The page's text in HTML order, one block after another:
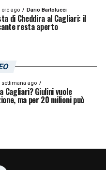
ore ago Dario Bartolucci
di Cheddira al Cagliari: il
resta aperto
settimana ago
Cagliari? Giulini vuole
ma per 20 milioni può